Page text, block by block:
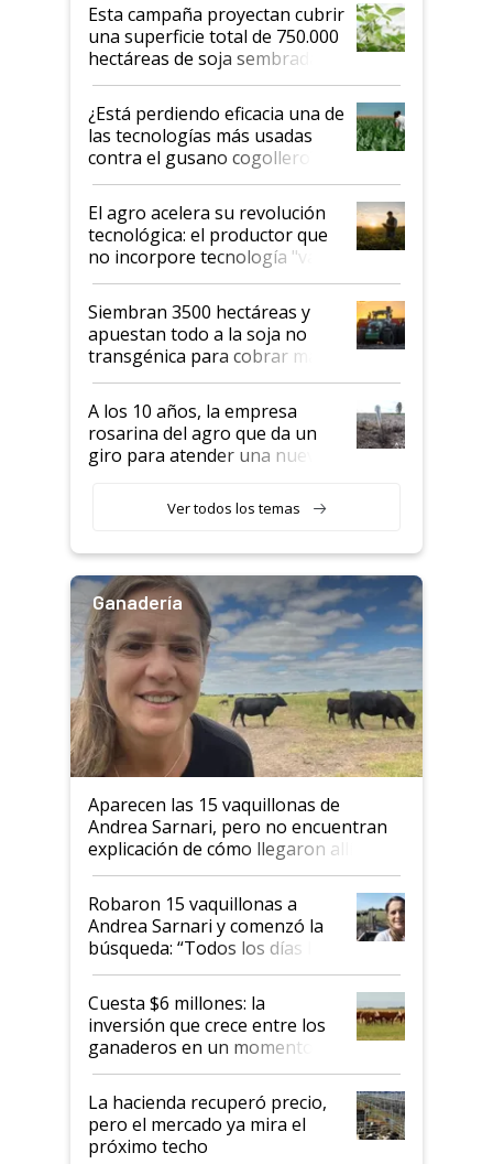
Esta campaña proyectan cubrir
una superficie total de 750.000
hectáreas de soja sembradas
con una nueva generación de
variedades que marcan un
salto tecnológico en genética y
rendimiento
¿Está perdiendo eficacia una de
las tecnologías más usadas
contra el gusano cogollero? El
desafío de una tecnología clave
El agro acelera su revolución
tecnológica: el productor que
no incorpore tecnología "va a
perder el tren"
Siembran 3500 hectáreas y
apuestan todo a la soja no
transgénica para cobrar más
por tonelada: compraron un
semillero
A los 10 años, la empresa
rosarina del agro que da un
giro para atender una nueva
Ver todos los temas
Ganadería
Aparecen las 15 vaquillonas de
Andrea Sarnari, pero no encuentran
explicación de cómo llegaron allí
Robaron 15 vaquillonas a
Andrea Sarnari y comenzó la
búsqueda: “Todos los días le
toca a algún productor”
Cuesta $6 millones: la
inversión que crece entre los
ganaderos en un momento
histórico para la actividad
La hacienda recuperó precio,
pero el mercado ya mira el
próximo techo